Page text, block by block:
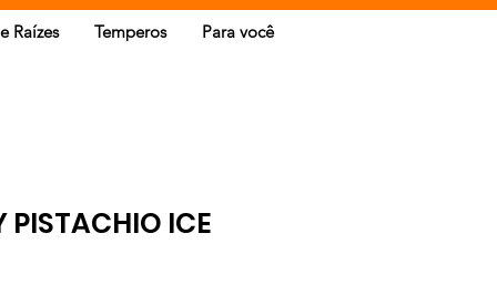
Raízes Temperos Para você
PISTACHIO ICE